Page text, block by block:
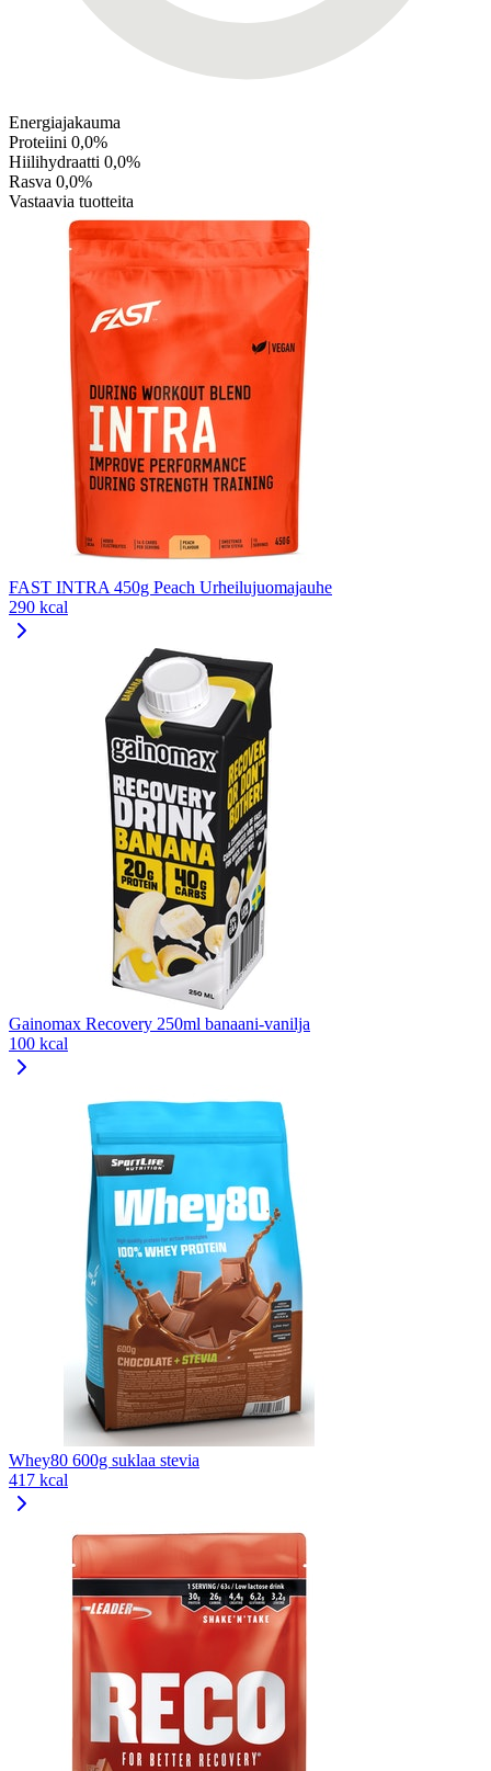
Energiajakauma
Proteiini 0,0%
Hiilihydraatti 0,0%
Rasva 0,0%
Vastaavia tuotteita
FAST INTRA 450g Peach Urheilujuomajauhe
290 kcal
Gainomax Recovery 250ml banaani-vanilja
100 kcal
Whey80 600g suklaa stevia
417 kcal